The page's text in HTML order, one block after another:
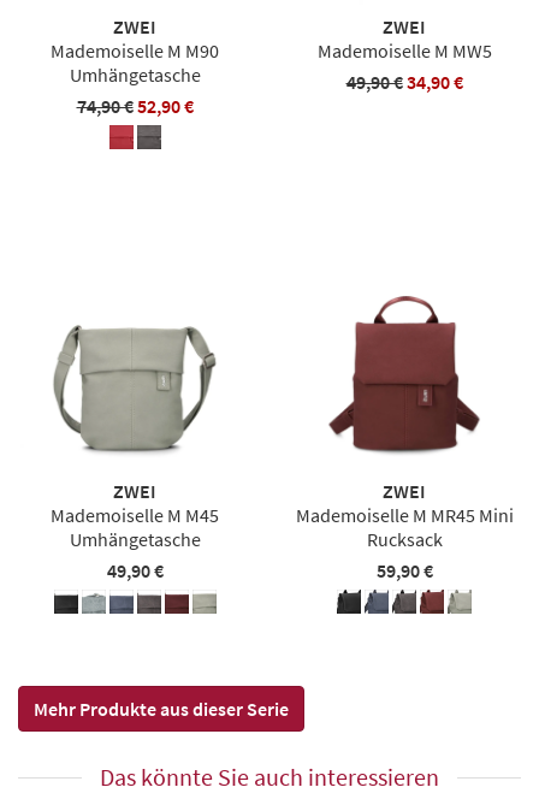
ZWEI
Mademoiselle M M90
Umhängetasche
74,90 €52,90 €
ZWEI
Mademoiselle M MW5
49,90 €34,90 €
ZWEI
Mademoiselle M M45
Umhängetasche
49,90 €
ZWEI
Mademoiselle M MR45 Mini
Rucksack
59,90 €
Mehr Produkte aus dieser Serie
Das könnte Sie auch interessieren